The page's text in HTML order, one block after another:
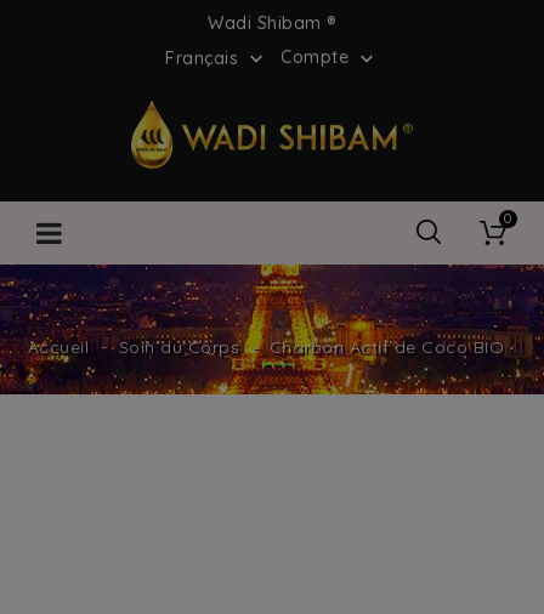
Wadi Shibam ®
Français
 Compte 
0
Accueil Soin du Corps Charbon Actif de Coco BIO